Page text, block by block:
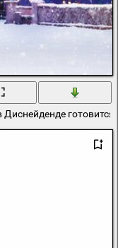
парис матч в темно-
Диснейденде